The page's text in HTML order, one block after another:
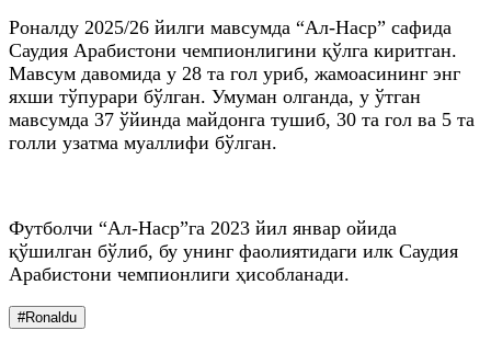
Роналду 2025/26 йилги мавсумда “Ал-Наср” сафида
Саудия Арабистони чемпионлигини қўлга киритган.
Мавсум давомида у 28 та гол уриб, жамоасининг энг
яхши тўпурари бўлган. Умуман олганда, у ўтган
мавсумда 37 ўйинда майдонга тушиб, 30 та гол ва 5 та
голли узатма муаллифи бўлган.
Футболчи “Ал-Наср”га 2023 йил январ ойида
қўшилган бўлиб, бу унинг фаолиятидаги илк Саудия
Арабистони чемпионлиги ҳисобланади.
#Ronaldu